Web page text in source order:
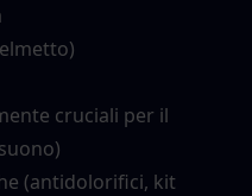
cruciali per il
(antidolorifici, kit